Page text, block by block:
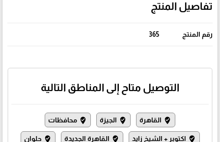
تفاصيل المنتج
رقم المنتج 365
التوصيل متاح إلى المناطق التالية
where_to_vote القاهرة where_to_vote الجيزة where_to_vote محافظات
where_to_vote اكتوبر + الشيخ زايد where_to_vote القاهرة الجديدة where_to_vote حلوان